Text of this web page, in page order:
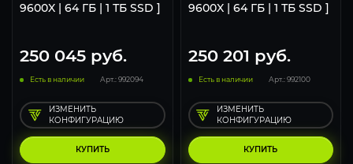
9600X | 64 ГБ | 1 ТБ SSD ]
250 045 руб.
Есть в наличии Арт.: 992094
КУПИТЬ
ИЗМЕНИТЬ
КОНФИГУРАЦИЮ
9600X | 64 ГБ | 1 ТБ SSD ]
250 201 руб.
Есть в наличии Арт.: 992100
КУПИТЬ
ИЗМЕНИТЬ
КОНФИГУРАЦИЮ